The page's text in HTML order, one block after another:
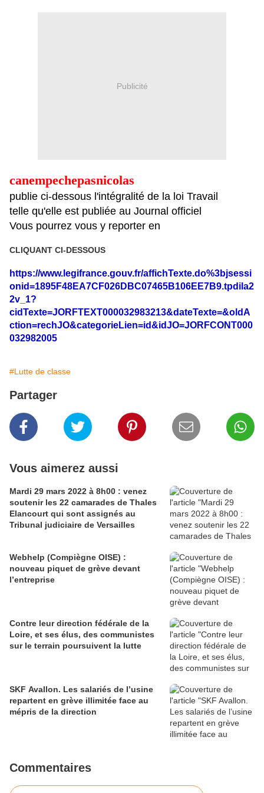
Publicité
canempechepasnicolas
publie ci-dessous l'intégralité de la loi Travail
telle qu'elle est publiée au Journal officiel
Vous pourrez vous y reporter en
CLIQUANT CI-DESSOUS
https://www.legifrance.gouv.fr/affichTexte.do%3bjsessi
onid=1895F48EA7CF026DBC07465B106EE7B9.tpdila2
2v_1?
cidTexte=JORFTEXT000032983213&dateTexte=&oldA
ction=rechJO&categorieLien=id&idJO=JORFCONT000
032982005
#Lutte de classe
Partager
Vous aimerez aussi
Mardi 29 mars 2022 à 8h00 : venez
soutenir les 22 camarades de Thales
Elancourt qui sont assignés au
Tribunal judiciaire de Versailles
Webhelp (Compiègne OISE) :
nouveau piquet de grève devant
l’entreprise
Contre leur direction fédérale de la
Loire, et ses élus, des communistes
sur le terrain poursuivent la lutte
SKF Avallon. Les salariés de l’usine
repartent en grève illimitée face au
mépris de la direction
Commentaires